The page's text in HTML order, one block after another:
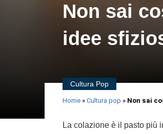
Non sai
idee
Cultura Pop
Home»Cultura pop » Non sai
La colazione è il pasto più